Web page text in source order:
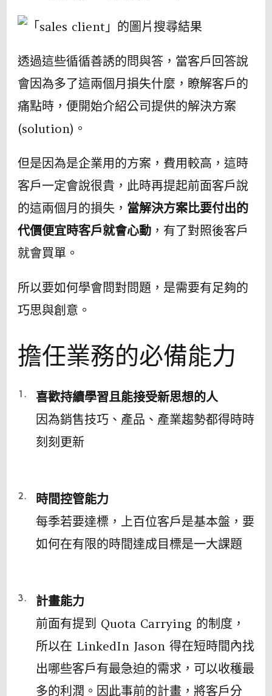
透過這些循循善誘的問與答，當客戶回答說
會因為多了這兩個月損失什麼，瞭解客戶的
痛點時，便開始介紹公司提供的解決方案
(solution)。
但是因為是企業用的方案，費用較高，這時
客戶一定會說很貴，此時再提起前面客戶說
的這兩個月的損失， 當解決方案比要付出的
代價便宜時客戶就會心動 ，有了對照後客戶
就會買單。
所以要如何學會問對問題，是需要有足夠的
巧思與創意。
擔任業務的必備能力
喜歡持續學習且能接受新思想的人
因為銷售技巧、產品、產業趨勢都得時時
刻刻更新
時間控管能力
每季若要達標，上百位客戶是基本盤，要
如何在有限的時間達成目標是一大課題
計畫能力
前面有提到 Quota Carrying 的制度，
所以在 LinkedIn Jason 得在短時間內找
出哪些客戶有最急迫的需求，可以收穫最
多的利潤。因此事前的計畫，將客戶分